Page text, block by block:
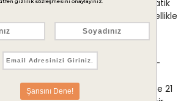
kişili sofra organizasyonlarında pratik
ve altın renk kombinasyonu, özellikle
için tercih edilen bir görsel dil
oval servis kapları ve tuzluk-
parçalar, sofra kurulumunu
tamamlar. 27 cm servis tabakları ve 21